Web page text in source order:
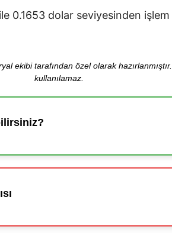
0.1653 dolar seviyesinden
ekibi tarafından özel olarak
kullanılamaz.